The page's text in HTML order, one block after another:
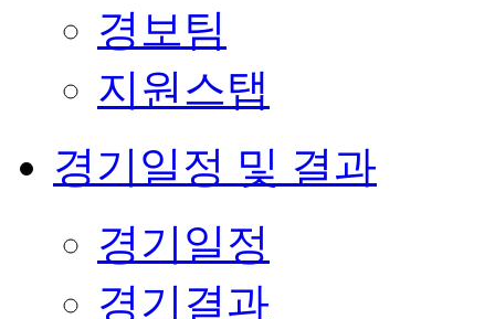
경보팀
지원스탭
경기일정 및 결과
경기일정
경기결과